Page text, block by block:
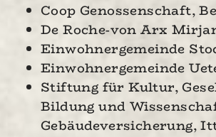
Coop Genossenschaft,
De Roche-von Arx
Einwohnergemeinde
Einwohnergemeinde
Stiftung für Kultur,
Bildung und
Gebäudeversicherung,